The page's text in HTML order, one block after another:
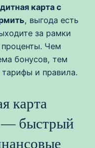
карта с
, выгода есть
за рамки
проценты. Чем
бонусов, тем
тарифы и правила.
карта
— быстрый